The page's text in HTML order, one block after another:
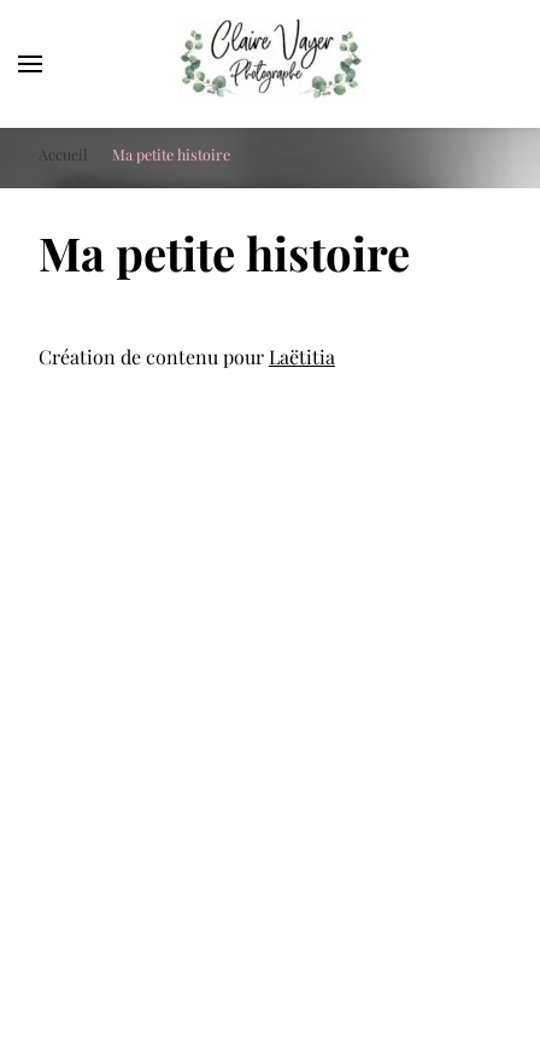
Claire Vayer Photographe
Votre photographe à Blois, Orléans et Tours
Accueil Ma petite histoire
Ma petite histoire
Création de contenu pourLaëtitia